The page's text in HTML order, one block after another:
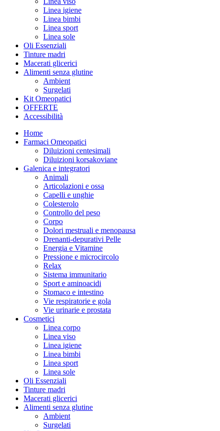
Linea igiene
Linea bimbi
Linea sport
Linea sole
Oli Essenziali
Tinture madri
Macerati glicerici
Alimenti senza glutine
Ambient
Surgelati
Kit Omeopatici
OFFERTE
Accessibilità
Home
Farmaci Omeopatici
Diluizioni centesimali
Diluizioni korsakoviane
Galenica e integratori
Animali
Articolazioni e ossa
Capelli e unghie
Colesterolo
Controllo del peso
Corpo
Dolori mestruali e menopausa
Drenanti-depurativi Pelle
Energia e Vitamine
Pressione e microcircolo
Relax
Sistema immunitario
Sport e aminoacidi
Stomaco e intestino
Vie respiratorie e gola
Vie urinarie e prostata
Cosmetici
Linea corpo
Linea viso
Linea igiene
Linea bimbi
Linea sport
Linea sole
Oli Essenziali
Tinture madri
Macerati glicerici
Alimenti senza glutine
Ambient
Surgelati